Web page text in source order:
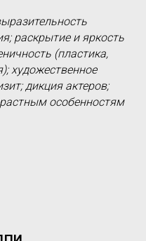
раскрытие и яркость
(пластика,
художественное
дикция актеров;
особенностям